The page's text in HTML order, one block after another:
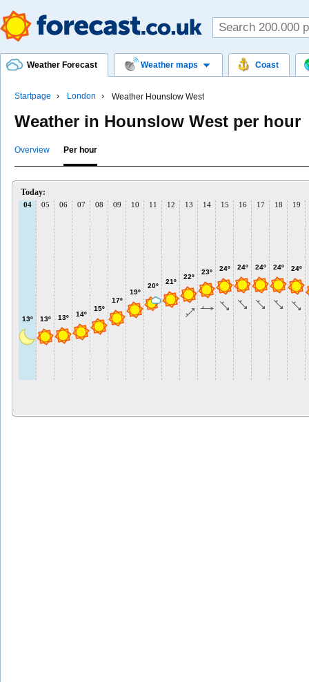
Weather Forecast Weather maps Coast
Startpage London Weather Hounslow West
Weather in Hounslow West per hour
Overview Per hour
Today:
04
13º
05
13º
06
13º
07
14º
08
15º
09
17º
10
19º
11
20º
12
21º
13
22º
14
23º
15
24º
16
24º
17
24º
18
24º
19
24º